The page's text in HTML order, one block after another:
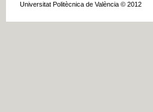
Universitat Politècnica de València © 2012